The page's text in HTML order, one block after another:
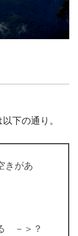
下の通り。
きがあ
－＞？